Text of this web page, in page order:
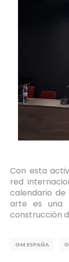
Con esta
red
calendario de
arte es una
construcción
GM ESPAÑA